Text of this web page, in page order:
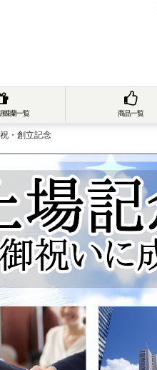
蝶蘭一覧 商品一覧
・創立記念